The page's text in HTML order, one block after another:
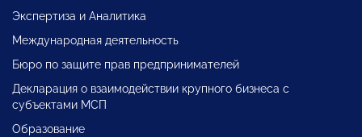
Экспертиза и Аналитика
Международная деятельность
Бюро по защите прав предпринимателей
Декларация о взаимодействии крупного бизнеса с
субъектами МСП
Образование